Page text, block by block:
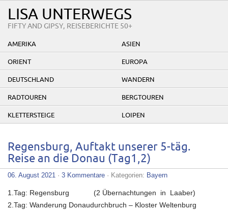
LISA UNTERWEGS
FIFTY AND GIPSY, REISEBERICHTE 50+
AMERIKA ASIEN
ORIENT EUROPA
DEUTSCHLAND WANDERN
RADTOUREN BERGTOUREN
KLETTERSTEIGE LOIPEN
Regensburg, Auftakt unserer 5-täg.
Reise an die Donau (Tag1,2)
06. August 2021 · 3 Kommentare · Kategorien: Bayern
1.Tag: Regensburg (2 Übernachtungen in Laaber)
2.Tag: Wanderung Donaudurchbruch – Kloster Weltenburg